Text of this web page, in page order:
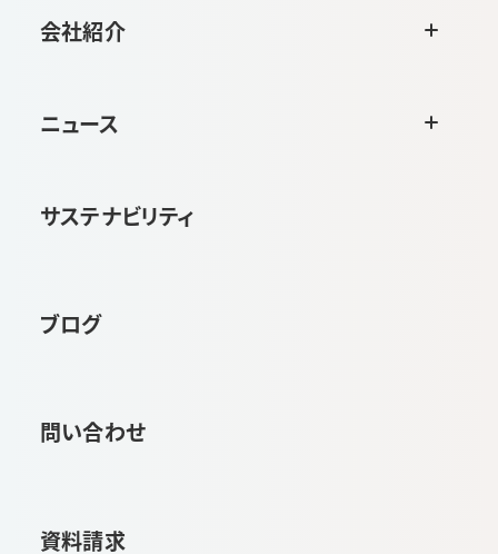
会社紹介
ニュース
サステナビリティ
ブログ
問い合わせ
資料請求